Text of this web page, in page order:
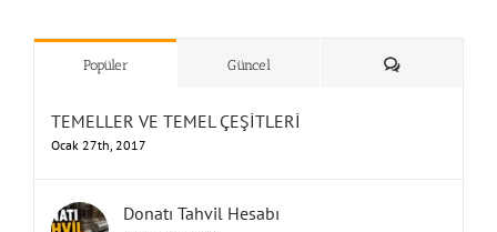
& ”Humbarahane”
Popüler Güncel Yorum
TEMELLER VE TEMEL ÇEŞİTLERİ
Ocak 27th, 2017
Donatı Tahvil Hesabı